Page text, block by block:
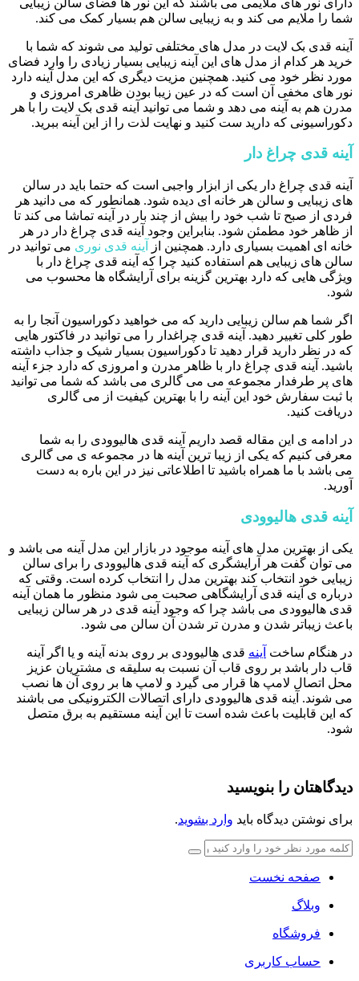
شما را ملایم می کند و به زیبایی سالن هم بسیار کمک می کند.
آینه قدی بک لایت در مدل های مختلفی تولید می شوند که شما با
خرید هر کدام از مدل های این آینه زیبایی بسیار زیادی را وارد فضای
مورد نظر خود می کنید. همچنین مزیت دیگری که این مدل آینه دارد
نور های مخفی آن است که در عین زیبا بودن ظاهری امروزی و
مدرن هم به آینه می دهد و شما می توانید آینه قدی بک لایت را با هر
دکوراسیونی که دارید ست کنید و نهایت لذت را از این آینه ببرید.
آینه قدی چراغ دار
آینه قدی چراغ دار یکی از ابزار واجبی است که حتما باید در سالن
های زیبایی و سالن هر خانه ای دیده شود. همانطور که می دانید هر
فردی از صبح تا شب خود را بیش از چند بار در آینه تماشا می کند تا
از ظاهر خود مطمئن شود. بنابراین وجود آینه قدی چراغ دار در هر
خانه ای اهمیت بسیاری دارد. همچنین از
آینه قدی نوری می توانید در
سالن های زیبایی هم استفاده کنید چرا که آینه قدی چراغ دار با
ویژگی هایی که دارد بهترین گزینه برای آرایشگاه ها محسوب می
شود.
اگر شما هم سالن زیبایی دارید که می خواهید دکوراسیون آنجا را به
طور کلی تغییر دهید. آینه قدی چراغدار را می توانید در فاکتور هایی
که در نظر دارید قرار دهید تا دکوراسیون بسیار شیک و جذاب داشته
باشید. آینه قدی چراغ دار با ظاهر مدرن و امروزی که دارد جزء آینه
های پر طرفدار مجموعه می می گالری می باشد که شما می توانید
با ثبت سفارش خود این آینه را با بهترین کیفیت از می گالری
دریافت کنید.
در ادامه ی این مقاله قصد داریم آینه قدی هالیوودی را به شما
معرفی کنیم که یکی از زیبا ترین آینه ها در مجموعه ی می گالری
می باشد با ما همراه باشید تا اطلاعاتی نیز در این باره به دست
آورید.
آینه قدی هالیوودی
یکی از بهترین مدل های آینه موجود در بازار این مدل آینه می باشد و
می توان گفت هر آرایشگری که آینه قدی هالیوودی را برای سالن
زیبایی خود انتخاب کند بهترین مدل را انتخاب کرده است. وقتی که
درباره ی آینه قدی آرایشگاهی صحبت می شود منظور ما همان آینه
قدی هالیوودی می باشد چرا که وجود آینه قدی در هر سالن زیبایی
باعث زیباتر شدن و مدرن تر شدن آن سالن می شود.
در هنگام ساخت آینه قدی هالیوودی بر روی بدنه آینه و یا اگر آینه
قاب دار باشد بر روی قاب آن نسبت به سلیقه ی مشتریان عزیز
محل اتصال لامپ ها قرار می گیرد و لامپ ها بر روی آن ها نصب
می شوند. آینه قدی هالیوودی دارای اتصالات الکترونیکی می باشند
که این قابلیت باعث شده است تا این آینه مستقیم به برق متصل
شود.
دیدگاهتان را بنویسید
برای نوشتن دیدگاه باید وارد بشوید.
صفحه نخست
وبلاگ
فروشگاه
حساب کاربری